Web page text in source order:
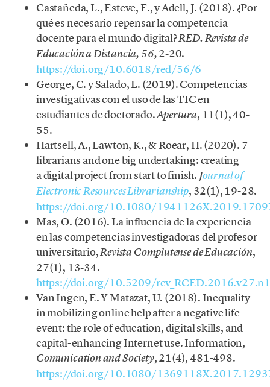
Castañeda, L., Esteve, F., y Adell, J. (2018). ¿Por
qué es necesario repensar la competencia
docente para el mundo digital?RED. Revista de
Educación a Distancia, 56,2-20.
https://doi.org/10.6018/red/56/6
George, C. y Salado, L. (2019). Competencias
investigativas con el uso de las TIC en
estudiantes de doctorado.Apertura, 11(1), 40-
55.
Hartsell, A., Lawton, K., & Roear, H. (2020). 7
librarians and one big undertaking: creating
a digital project from start to finish. Journal of
Electronic Resources Librarianship, 32(1), 19-28.
https://doi.org/10.1080/
Mas, O. (2016). La influencia de la experiencia
en las competencias investigadoras del profesor
universitario,Revista Complutense de Educación,
27(1), 13-34.
https://doi.org/10.5209/
Van Ingen, E. Y Matazat, U. (2018). Inequality
in mobilizing online help after a negative life
event: the role of education, digital skills, and
capital-enhancing Internet use. Information,
Comunication and Society, 21(4), 481-498.
https://doi.org/10.1080/